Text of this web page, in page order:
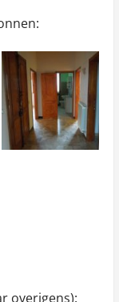
overigens):